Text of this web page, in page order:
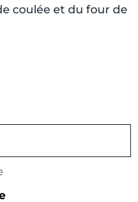
coulée et du four de